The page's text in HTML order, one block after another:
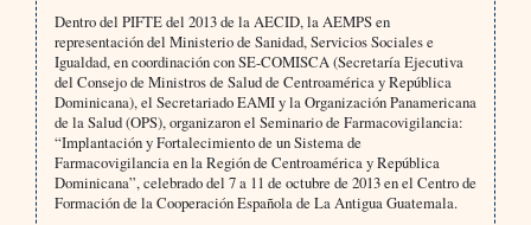
Dentro del PIFTE del 2013 de la AECID, la AEMPS en
representación del Ministerio de Sanidad, Servicios Sociales e
Igualdad, en coordinación con SE-COMISCA (Secretaría Ejecutiva
del Consejo de Ministros de Salud de Centroamérica y República
Dominicana), el Secretariado EAMI y la Organización Panamericana
de la Salud (OPS), organizaron el Seminario de Farmacovigilancia:
“Implantación y Fortalecimiento de un Sistema de
Farmacovigilancia en la Región de Centroamérica y República
Dominicana”, celebrado del 7 a 11 de octubre de 2013 en el Centro de
Formación de la Cooperación Española de La Antigua Guatemala.